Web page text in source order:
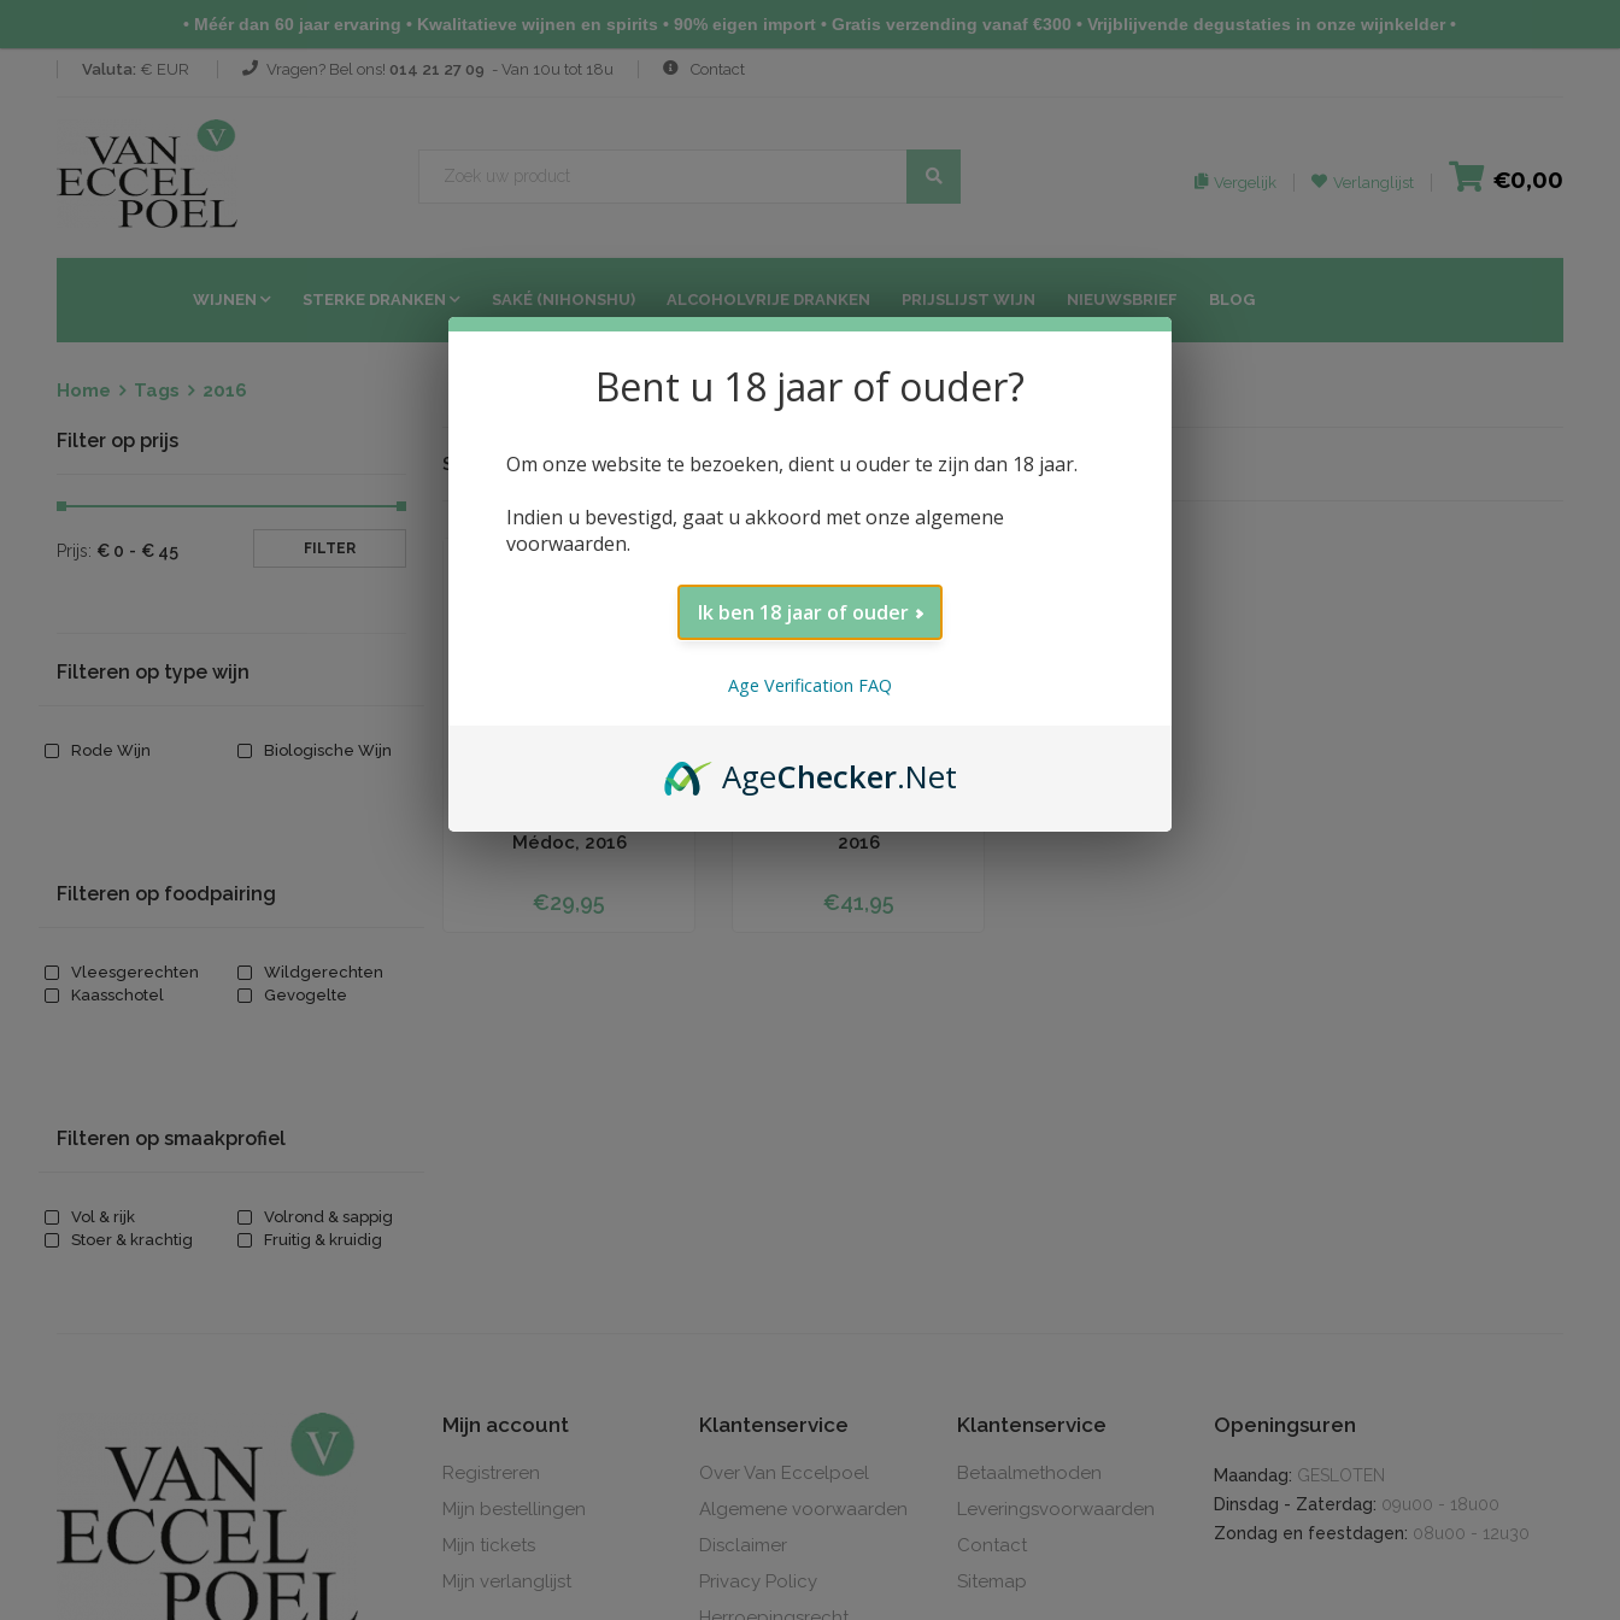
Valuta: € EUR Vragen? Bel ons! 014 21 27 09 - Van 10u tot 18u Contact
Vergelijk Verlanglijst €0,00
WIJNEN STERKE DRANKEN SAKÉ (NIHONSHU) ALCOHOLVRIJE DRANKEN PRIJSLIJST WIJN NIEUWSBRIEF BLOG
Home Tags 2016
Sorteren op
Médoc, 2016
€29,95
2016
€41,95
Filter op prijs
Prijs: € 0 - € 45 FILTER
Filteren op type wijn
Rode Wijn Biologische Wijn
Filteren op foodpairing
Vleesgerechten
Wildgerechten
Kaasschotel
Gevogelte
Filteren op smaakprofiel
Vol & rijk
Volrond & sappig
Stoer & krachtig
Fruitig & kruidig
Mijn account
Registreren
Mijn bestellingen
Mijn tickets
Mijn verlanglijst
Klantenservice
Over Van Eccelpoel
Algemene voorwaarden
Disclaimer
Privacy Policy
Klantenservice
Betaalmethoden
Leveringsvoorwaarden
Contact
Sitemap
Openingsuren
Maandag: GESLOTEN
Dinsdag - Zaterdag: 09u00 - 18u00
Zondag en feestdagen: 08u00 - 12u30
• Méér dan 60 jaar ervaring • Kwalitatieve wijnen en spirits • 90% eigen import • Gratis verzending vanaf €300 • Vrijblijvende degustaties in onze wijnkelder •
Bent u 18 jaar of ouder?
Om onze website te bezoeken, dient u ouder te zijn dan 18 jaar.
Indien u bevestigd, gaat u akkoord met onze algemene
voorwaarden.
Ik ben 18 jaar of ouder
Age Verification FAQ
AgeChecker.Net